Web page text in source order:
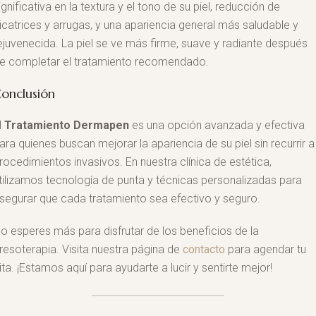
en la textura y el tono de su piel, reducción de
y arrugas, y una apariencia general más saludable y
La piel se ve más firme, suave y radiante después
completar el tratamiento recomendado.
Tratamiento Dermapen es una opción avanzada y efectiva
quienes buscan mejorar la apariencia de su piel sin recurrir a
invasivos. En nuestra clínica de estética,
tecnología de punta y técnicas personalizadas para
que cada tratamiento sea efectivo y seguro.
esperes más para disfrutar de los beneficios de la
Visita nuestra página decontacto para agendar tu
¡Estamos aquí para ayudarte a lucir y sentirte mejor!